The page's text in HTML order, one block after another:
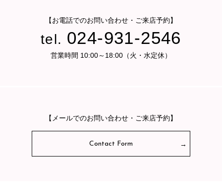
【お電話でのお問い合わせ・ご来店予約】
tel. 024-931-2546
営業時間 10:00～18:00（火・水定休）
【メールでのお問い合わせ・ご来店予約】
Contact Form